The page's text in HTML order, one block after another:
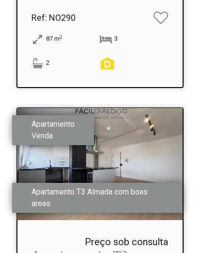
Ref: NO290
87m2 3
2
Apartamento
Venda
Apartamento T3 Almada com boas
areas
Preço sob consulta